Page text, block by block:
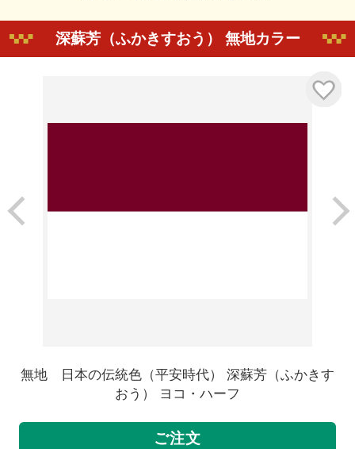
深蘇芳（ふかきすおう） 無地カラー
無地 日本の伝統色（平安時代） 深蘇芳（ふかきす
おう） ヨコ・ハーフ
ご注文